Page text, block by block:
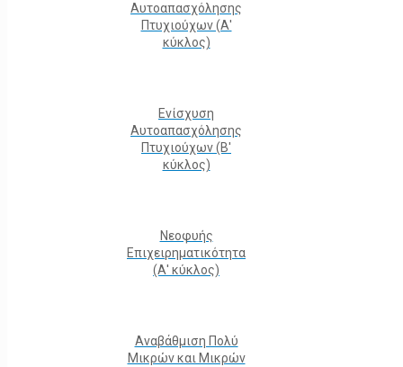
Αυτοαπασχόλησης
Πτυχιούχων (Α'
κύκλος)
Ενίσχυση
Αυτοαπασχόλησης
Πτυχιούχων (Β'
κύκλος)
Νεοφυής
Επιχειρηματικότητα
(Α' κύκλος)
Αναβάθμιση Πολύ
Μικρών και Μικρών